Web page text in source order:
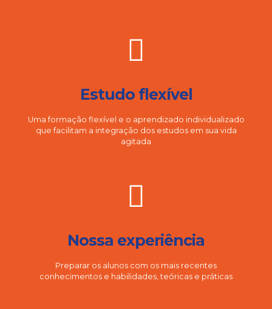
Estudo flexível
Uma formação flexível e o aprendizado individualizado
que facilitam a integração dos estudos em sua vida
agitada
Nossa experiência
Preparar os alunos com os mais recentes
conhecimentos e habilidades, teóricas e práticas